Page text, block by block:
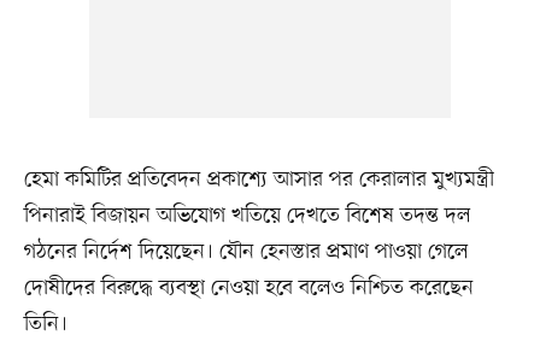
হেমা কমিটির প্রতিবেদন প্রকাশ্যে আসার পর কেরালার মুখ্যমন্ত্রী
পিনারাই বিজায়ন অভিযোগ খতিয়ে দেখতে বিশেষ তদন্ত দল
গঠনের নির্দেশ দিয়েছেন। যৌন হেনস্তার প্রমাণ পাওয়া গেলে
দোষীদের বিরুদ্ধে ব্যবস্থা নেওয়া হবে বলেও নিশ্চিত করেছেন
তিনি।